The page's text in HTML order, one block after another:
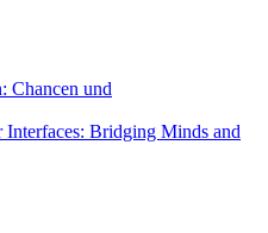
Chancen und
Bridging Minds and